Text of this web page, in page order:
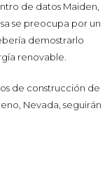
de datos Maiden,
se preocupa por un
demostrarlo
renovable.
de construcción de
Nevada, seguirán